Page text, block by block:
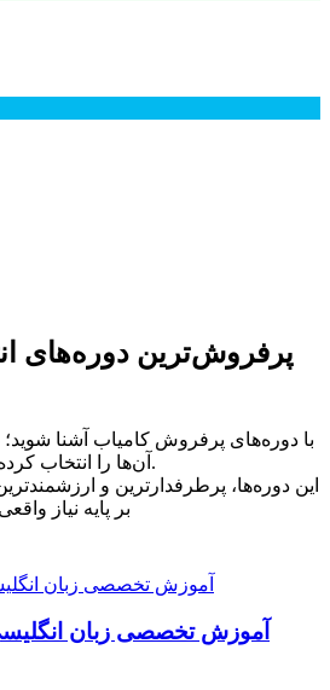
پرفروش‌ترین‌ دوره‌های
با دوره‌های پرفروش کامیاب آشنا
آن‌ها را انتخاب کرده‌اند و نتایج واقعی گرفته‌اند.
این دوره‌ها، پرطرفدارترین و
بر پایه نیاز
آموزش تخصصی زبان